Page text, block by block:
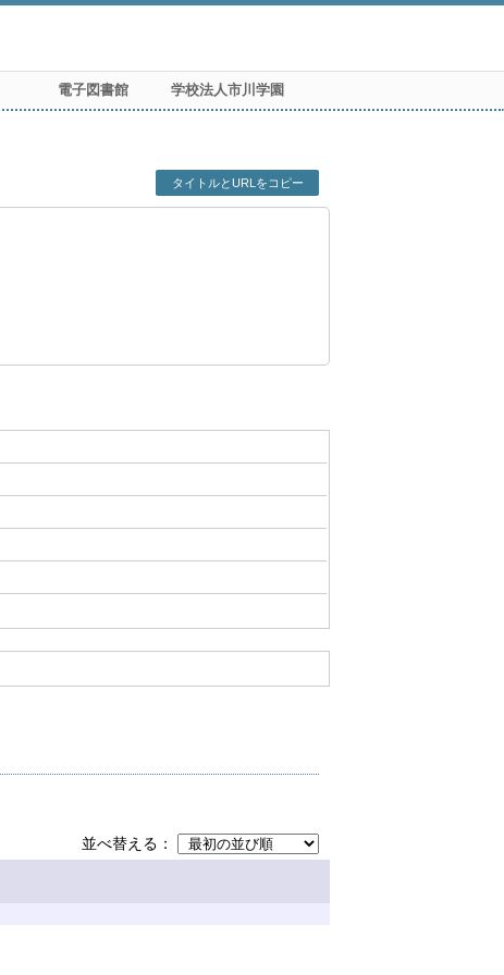
電子図書館 学校法人市川学園
タイトルとURLをコピー
並べ替える